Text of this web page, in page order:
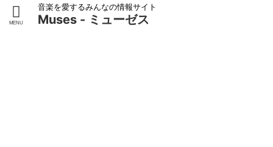
音楽を愛するみんなの情報サイト
Muses - ミューゼス